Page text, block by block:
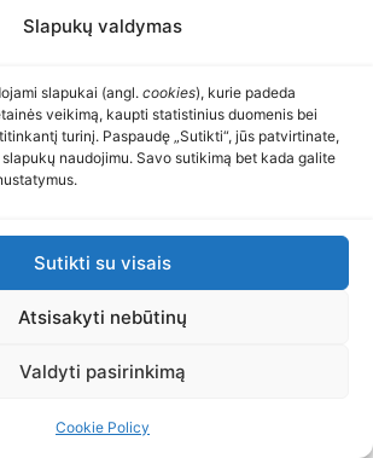
Slapukų valdymas
slapukai (angl. cookies), kurie padeda
veikimą, kaupti statistinius duomenis bei
turinį. Paspaudę „Sutikti“, jūs patvirtinate,
naudojimu. Savo sutikimą bet kada galite
Sutikti su visais
Atsisakyti nebūtinų
Valdyti pasirinkimą
Cookie Policy